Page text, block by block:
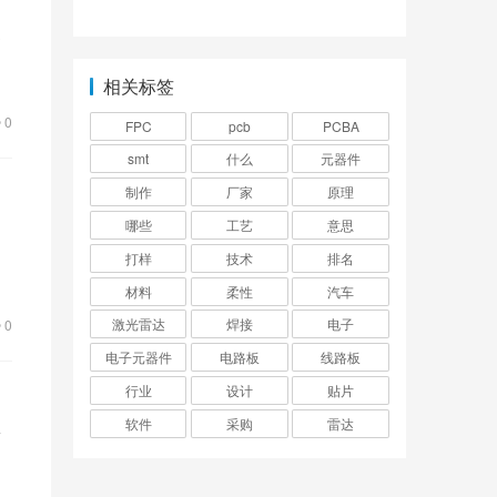
0
0
相关标签
FPC pcb
PCBA
smt
什么
元器件
制作
厂家
原理
哪些
工艺
意思
打样
技术
排名
材料
柔性
汽车
激光雷达
焊接
电子
电子元器件
电路板
线路板
行业
设计
贴片
软件
采购 雷达